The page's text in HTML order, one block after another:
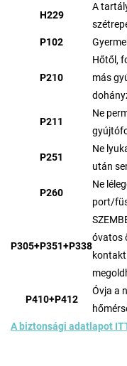
H229
A
P102
P210
Hőtől,
más
P211
Ne
P251
Ne
után
P260
Ne
port/
P305+P351+P338
óvatos
P410+P412
Óvja a
A biztonsági adatlapot